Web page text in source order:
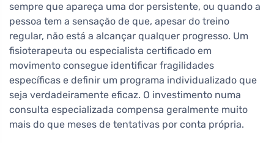
sempre que apareça uma dor persistente, ou quando a
pessoa tem a sensação de que, apesar do treino
regular, não está a alcançar qualquer progresso. Um
fisioterapeuta ou especialista certificado em
movimento consegue identificar fragilidades
específicas e definir um programa individualizado que
seja verdadeiramente eficaz. O investimento numa
consulta especializada compensa geralmente muito
mais do que meses de tentativas por conta própria.